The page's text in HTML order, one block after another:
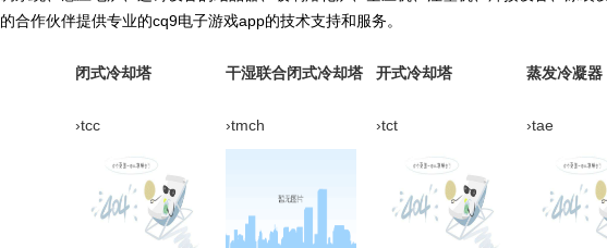
的合作伙伴提供专业的cq9电子游戏app的技术支持和服务。
闭式冷却塔
›tcc
干湿联合闭式冷却塔
›tmch
开式冷却塔
›tct
蒸发冷凝器
›tae